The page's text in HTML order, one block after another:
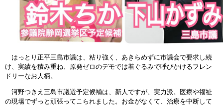
はっとり正平三島市議は、粘り強く、あきらめずに市議会で要求し続
け、実績を積み重ね、原発ゼロのデモでは着ぐるみで呼びかけるフレン
ドリーなお人柄。
河野つきえ三島市議選予定候補は、新人ですが、実力派。医療や福祉
の現場でずっと頑張ってこられました。お金がなくて、治療を中断して